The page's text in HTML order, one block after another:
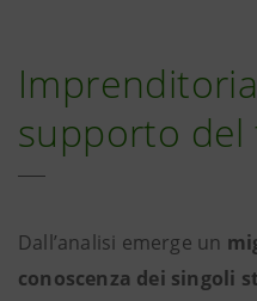
supporto
Dall’analisi emerge un
conoscenza dei singoli